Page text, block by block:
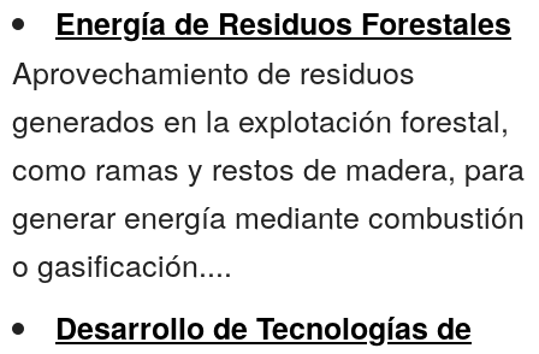
Energía de Residuos Forestales
Aprovechamiento de residuos
generados en la explotación forestal,
como ramas y restos de madera, para
generar energía mediante combustión
o gasificación....
Desarrollo de Tecnologías de